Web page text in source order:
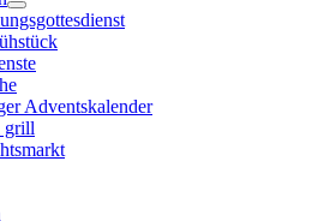
Adventskalender
grill